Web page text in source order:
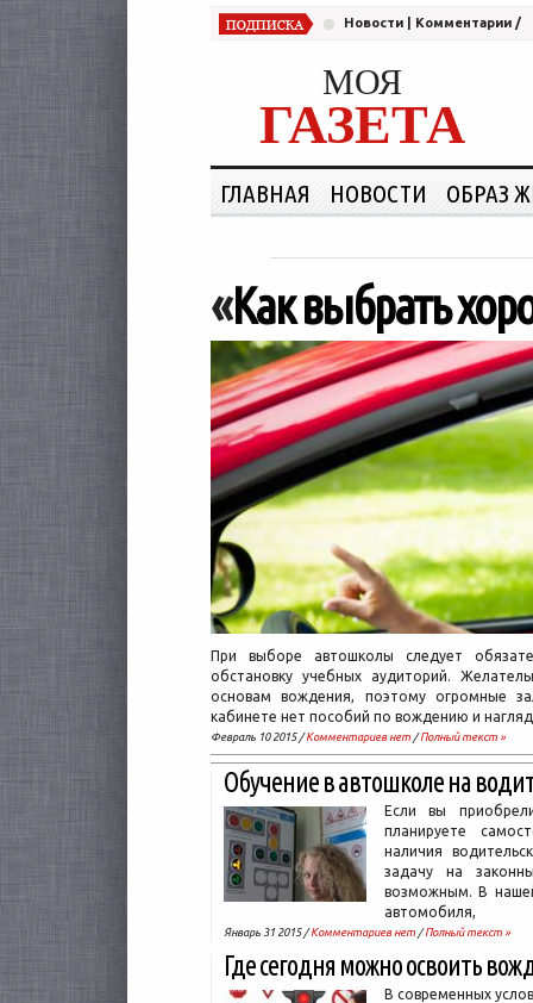
Новости Комментарии /
МОЯ
ГАЗЕТА
ГЛАВНАЯ НОВОСТИ ОБРАЗ
«Как выбрать
При выборе автошколы следует
обстановку учебных аудиторий.
основам вождения, поэтому огромные
кабинете нет пособий по вождению и
Февраль 10 2015 /Комментариев нет /Полный текст »
Обучение в автошколе на
Если вы
планируете
наличия
задачу на
возможным. В
автомобиля,
Январь 31 2015 /Комментариев нет /Полный текст »
Где сегодня можно освоить
В современных